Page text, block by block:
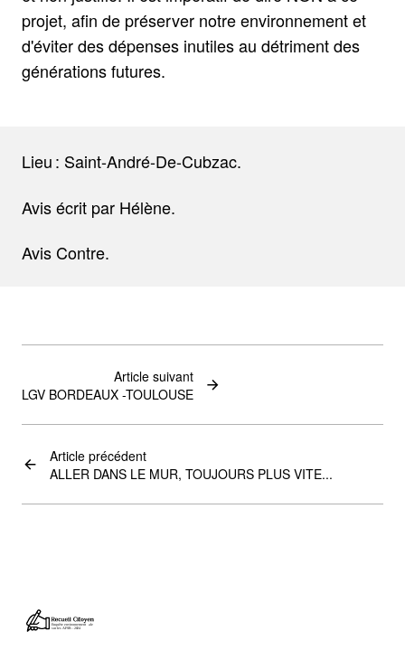
projet, afin de préserver notre environnement et
d'éviter des dépenses inutiles au détriment des
générations futures.
Lieu : Saint-André-De-Cubzac.
Avis écrit par Hélène.
Avis Contre.
Article précédent
ALLER DANS LE MUR, TOUJOURS PLUS VITE...
Article suivant
LGV BORDEAUX -TOULOUSE